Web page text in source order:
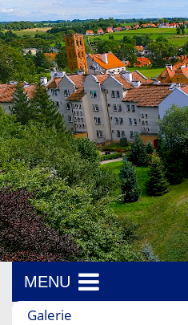
MENU
Menu boczne
Galerie